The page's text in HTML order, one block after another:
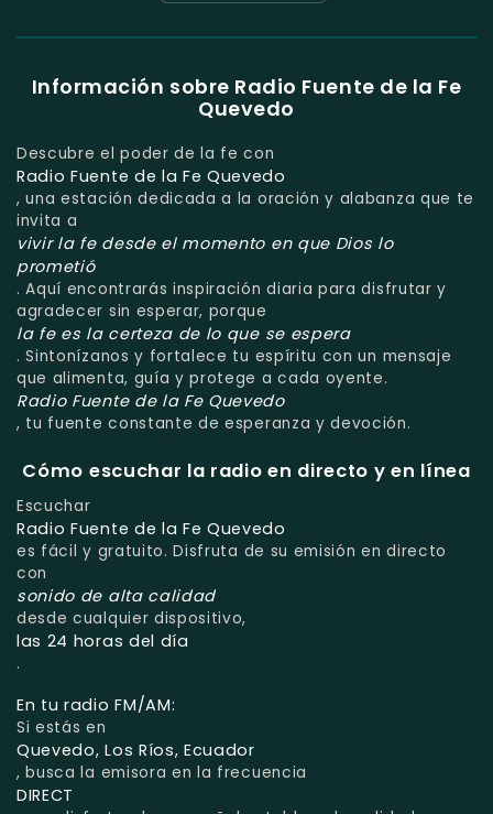
Información sobre Radio Fuente de la Fe
Quevedo
Descubre el poder de la fe con
Radio Fuente de la Fe Quevedo
, una estación dedicada a la oración y alabanza que te
invita a
vivir la fe desde el momento en que Dios lo
prometió
. Aquí encontrarás inspiración diaria para disfrutar y
agradecer sin esperar, porque
la fe es la certeza de lo que se espera
. Sintonízanos y fortalece tu espíritu con un mensaje
que alimenta, guía y protege a cada oyente.
Radio Fuente de la Fe Quevedo
, tu fuente constante de esperanza y devoción.
Cómo escuchar la radio en directo y en línea
Escuchar
Radio Fuente de la Fe Quevedo
es fácil y gratuito. Disfruta de su emisión en directo
con
sonido de alta calidad
desde cualquier dispositivo,
las 24 horas del día
.
En tu radio FM/AM:
Si estás en
Quevedo, Los Ríos, Ecuador
, busca la emisora en la frecuencia
DIRECT